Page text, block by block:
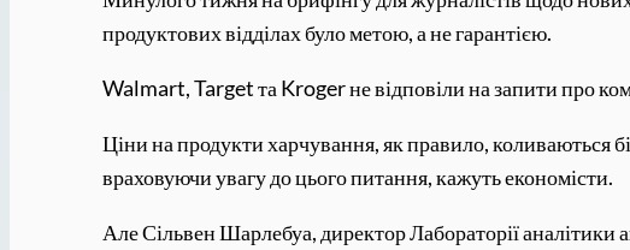
продуктових відділах було метою, а не гарантією.
Walmart, Target та Kroger не відповіли на запити про
Ціни на продукти харчування, як правило, коливаються
враховуючи увагу до цього питання, кажуть економісти.
Але Сільвен Шарлебуа, директор Лабораторії аналітики